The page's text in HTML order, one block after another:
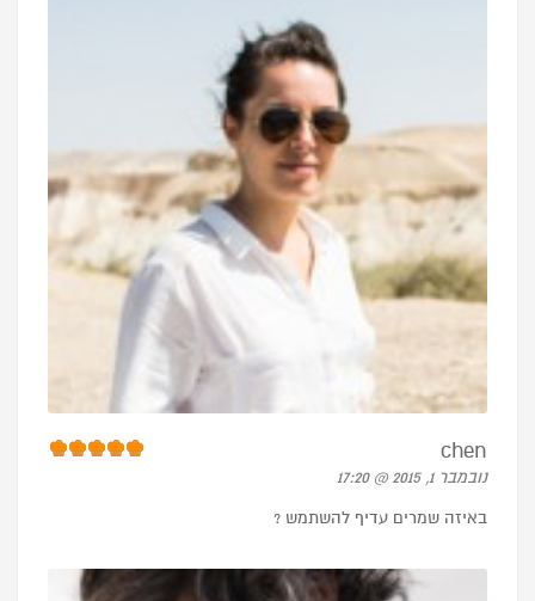
chen
נובמבר 1, 2015 @ 17:20
באיזה שמרים עדיף להשתמש ?